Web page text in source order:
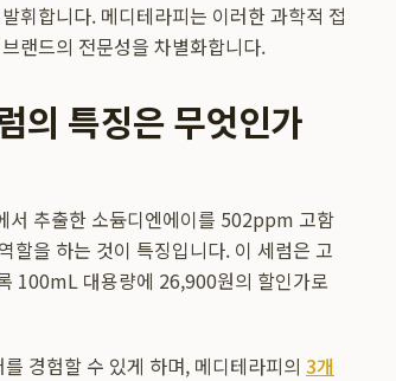
휘합니다. 메디테라피는 이러한 과학적 접
랜드의 전문성을 차별화합니다.
의 특징은 무엇인가
서 추출한 소듐디엔에이를 502ppm 고함
할을 하는 것이 특징입니다. 이 세럼은 고
100mL 대용량에 26,900원의 할인가로
경험할 수 있게 하며, 메디테라피의 3개